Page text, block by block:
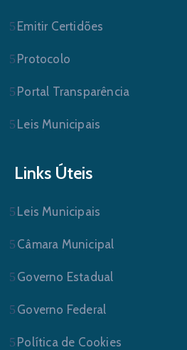
Emitir Certidões
Protocolo
Portal Transparência
Leis Municipais
Links Úteis
Leis Municipais
Câmara Municipal
Governo Estadual
Governo Federal
Política de Cookies